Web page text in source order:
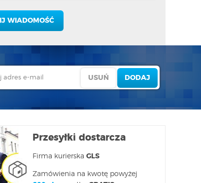
Przesyłki dostarcza
Firma kurierska GLS
Zamówienia na kwotę powyżej